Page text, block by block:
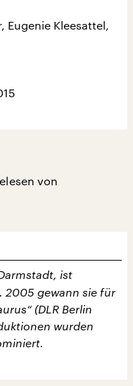
Eugenie Kleesattel,
von
ist
2005 gewann sie für
(DLR Berlin
wurden